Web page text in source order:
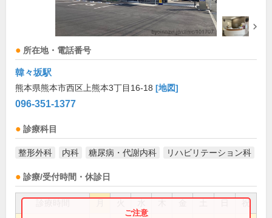
所在地・電話番号
韓々坂駅
熊本県熊本市西区上熊本3丁目16-18 [地図]
096-351-1377
診療科目
整形外科 内科 糖尿病・代謝内科 リハビリテーション科
診療/受付時間・休診日
祝